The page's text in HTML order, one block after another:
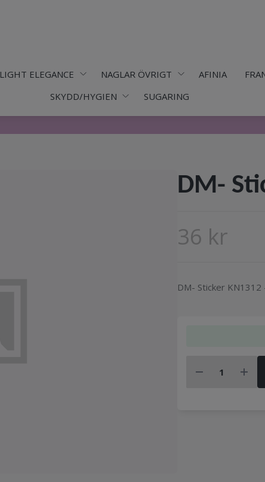
LIGHT ELEGANCE NAGLAR ÖVRIGT AFINIA
SKYDD/HYGIEN
SUGARING
DM-
36 kr
DM- Sticker KN1312